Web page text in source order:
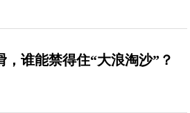
，谁能禁得住“大浪淘沙”？